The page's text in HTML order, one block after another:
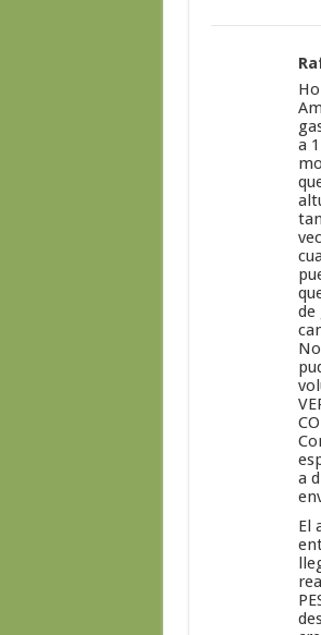
a
de
a
El